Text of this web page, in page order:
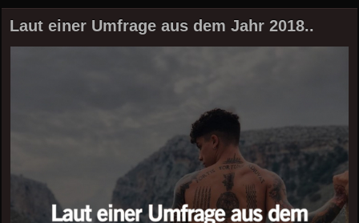
Laut einer Umfrage aus dem Jahr 2018..